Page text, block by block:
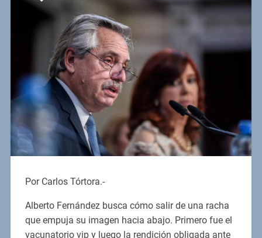
Por Carlos Tórtora.-
Alberto Fernández busca cómo salir de una racha
que empuja su imagen hacia abajo. Primero fue el
vacunatorio vip y luego la rendición obligada ante